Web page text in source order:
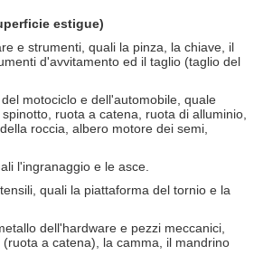
estigue)
e strumenti, quali la pinza, la chiave, il
d'avvitamento ed il taglio (taglio del
motociclo e dell'automobile, quale
ruota a catena, ruota di alluminio,
roccia, albero motore dei semi,
l'ingranaggio e le asce.
quali la piattaforma del tornio e la
dell'hardware e pezzi meccanici,
a catena), la camma, il mandrino